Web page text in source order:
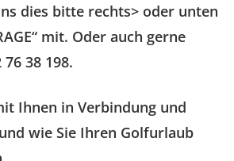
dies bitte rechts> oder unten
mit. Oder auch gerne
38 198.
Ihnen in Verbindung und
wie Sie Ihren Golfurlaub